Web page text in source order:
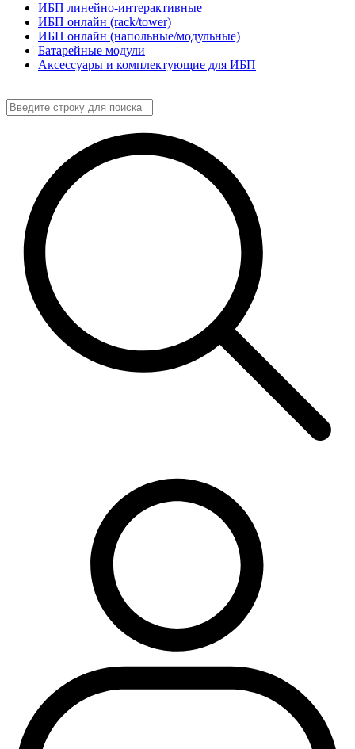
ИБП линейно-интерактивные
ИБП онлайн (rack/tower)
ИБП онлайн (напольные/модульные)
Батарейные модули
Аксессуары и комплектующие для ИБП